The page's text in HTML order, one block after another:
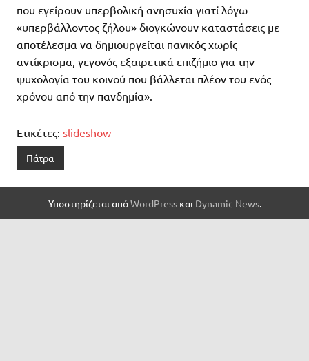
που εγείρουν υπερβολική ανησυχία γιατί λόγω
«υπερβάλλοντος ζήλου» διογκώνουν καταστάσεις με
αποτέλεσμα να δημιουργείται πανικός χωρίς
αντίκρισμα, γεγονός εξαιρετικά επιζήμιο για την
ψυχολογία του κοινού που βάλλεται πλέον του ενός
χρόνου από την πανδημία».
Ετικέτες: slideshow
Πάτρα
Υποστηρίζεται απόWordPressκαι Dynamic News.